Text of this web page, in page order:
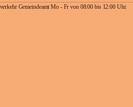
Gemeindeamt Mo - Fr von 08:00 bis 12:00 Uhr.